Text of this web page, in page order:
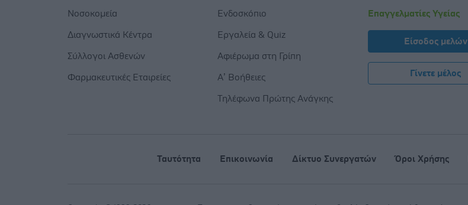
Νοσοκομεία
Διαγνωστικά Κέντρα
Σύλλογοι Ασθενών
Φαρμακευτικές Εταιρείες
Ενδοσκόπιο
Εργαλεία & Quiz
Αφιέρωμα στη Γρίπη
Α’ Βοήθειες
Τηλέφωνα Πρώτης Ανάγκης
Επαγγελματίες Υγείας
Είσοδος μελών
Γίνετε μέλος
Ταυτότητα Επικοινωνία Δίκτυο Συνεργατών Όροι Χρήσης